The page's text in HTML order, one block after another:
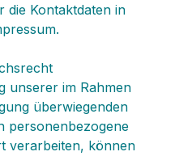
die Kontaktdaten in
unserer im Rahmen
überwiegenden
personenbezogene
verarbeiten, können